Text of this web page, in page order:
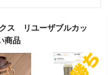
クス リユーザブルカッ
商品